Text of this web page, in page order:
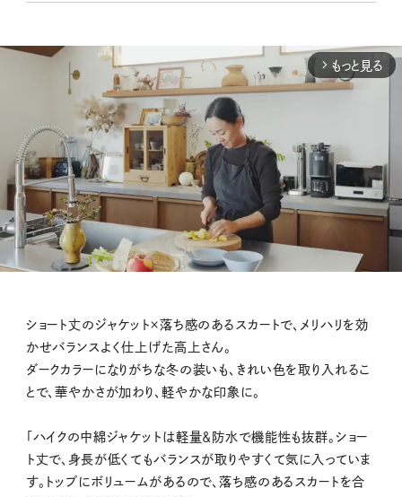
arrow_forward_ios もっと見る
M
e
ショート丈のジャケット×落ち感のあるスカートで、メリハリを効
かせバランスよく仕上げた高上さん。
ダークカラーになりがちな冬の装いも、きれい色を取り入れるこ
とで、華やかさが加わり、軽やかな印象に。
「ハイクの中綿ジャケットは軽量＆防水で機能性も抜群。ショー
ト丈で、身長が低くてもバランスが取りやすくて気に入っていま
す。トップにボリュームがあるので、落ち感のあるスカートを合